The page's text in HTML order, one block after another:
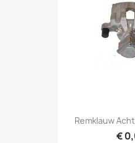
Remklauw
€